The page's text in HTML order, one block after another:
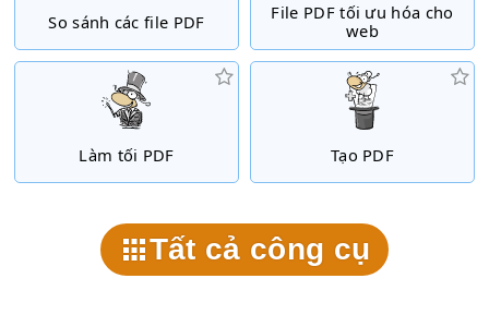
So sánh các file PDF
File PDF tối ưu hóa cho
web
Làm tối PDF Tạo PDF
Tất cả công cụ